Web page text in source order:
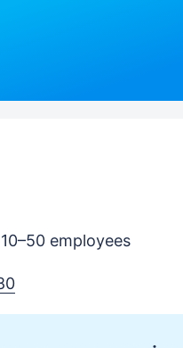
employees